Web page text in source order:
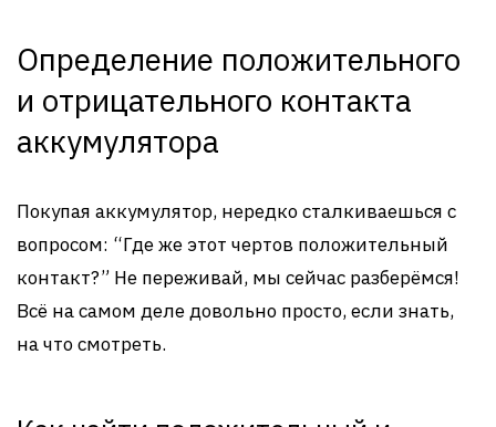
Определение положительного
и отрицательного контакта
аккумулятора
Покупая аккумулятор, нередко сталкиваешься с
вопросом: “Где же этот чертов положительный
контакт?” Не переживай, мы сейчас разберёмся!
Всё на самом деле довольно просто, если знать,
на что смотреть.